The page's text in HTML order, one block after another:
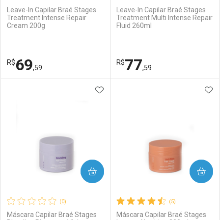
Leave-In Capilar Braé Stages
Treatment Intense Repair
Cream 200g
R$69,59
Leave-In Capilar Braé Stages
Treatment Multi Intense Repair
Fluid 260ml
R$77,59
(0)
Máscara Capilar Braé Stages
ADICIONAR AOS FAVORITOS
COMPRAR
(5)
Máscara Capilar Braé Stages
COMPRAR